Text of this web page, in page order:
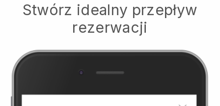
Stwórz idealny przepływ
rezerwacji